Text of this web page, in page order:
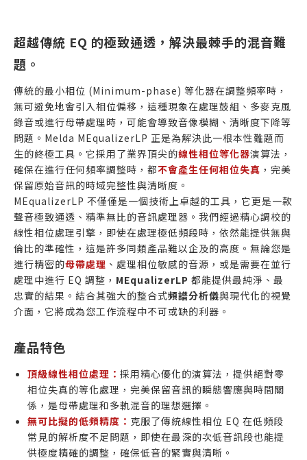
超越傳統 EQ 的極致通透，解決最棘手的混音難
題。
傳統的最小相位 (Minimum-phase) 等化器在調整頻率時，
無可避免地會引入相位偏移，這種現象在處理鼓組、多麥克風
錄音或進行母帶處理時，可能會導致音像模糊、清晰度下降等
問題。Melda MEqualizerLP 正是為解決此一根本性難題而
生的終極工具。它採用了業界頂尖的線性相位等化器演算法，
確保在進行任何頻率調整時，都不會產生任何相位失真 ，完美
保留原始音訊的時域完整性與清晰度。
MEqualizerLP 不僅僅是一個技術上卓越的工具，它更是一款
聲音極致通透、精準無比的音訊處理器。我們經過精心調校的
線性相位處理引擎，即使在處理極低頻段時，依然能提供無與
倫比的準確性，這是許多同類產品難以企及的高度。無論您是
進行精密的母帶處理 、處理相位敏感的音源，或是需要在並行
處理中進行 EQ 調整， MEqualizerLP 都能提供最純淨、最
忠實的結果。結合其強大的整合式頻譜分析儀與現代化的視覺
介面，它將成為您工作流程中不可或缺的利器。
產品特色
頂級線性相位處理： 採用精心優化的演算法，提供絕對零
相位失真的等化處理，完美保留音訊的瞬態響應與時間關
係，是母帶處理和多軌混音的理想選擇。
無可比擬的低頻精度： 克服了傳統線性相位 EQ 在低頻段
常見的解析度不足問題，即使在最深的次低音訊段也能提
供極度精確的調整，確保低音的緊實與清晰。